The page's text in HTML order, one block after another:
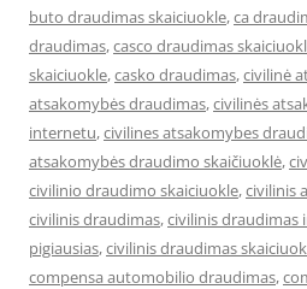
buto draudimas skaiciuokle,ca
draudimas,casco draudimas
skaiciuokle,casko draudimas,civilinė
atsakomybės draudimas,civilinės
internetu,civilines atsakomybes
atsakomybės draudimo skaičiuoklė,
civilinio draudimo skaiciuokle,civilinis
civilinis draudimas,civilinis draudimas
pigiausias,civilinis draudimas
compensa automobilio draudimas,